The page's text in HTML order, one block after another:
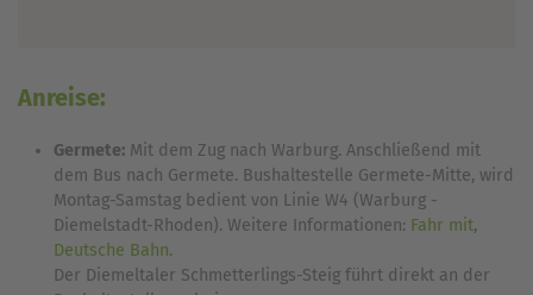
Anreise:
Germete: Mit dem Zug nach Warburg. Anschließend mit
dem Bus nach Germete. Bushaltestelle Germete-Mitte, wird
Montag-Samstag bedient von Linie W4 (Warburg -
Diemelstadt-Rhoden). Weitere Informationen: Fahr mit,
Deutsche Bahn.
Der Diemeltaler Schmetterlings-Steig führt direkt an der